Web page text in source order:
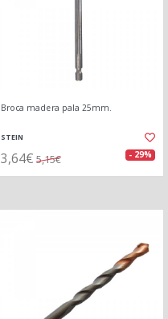
Broca madera pala 25mm.
STEIN
3,64€ 5,15€ - 29%